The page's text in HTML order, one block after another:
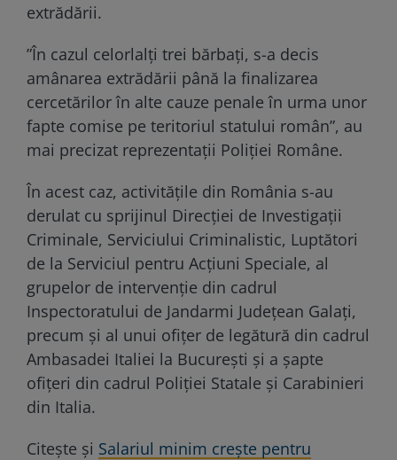
extrădării.
”În cazul celorlalți trei bărbați, s-a decis
amânarea extrădării până la finalizarea
cercetărilor în alte cauze penale în urma unor
fapte comise pe teritoriul statului român”, au
mai precizat reprezentații Poliției Române.
În acest caz, activitățile din România s-au
derulat cu sprijinul Direcției de Investigații
Criminale, Serviciului Criminalistic, Luptători
de la Serviciul pentru Acțiuni Speciale, al
grupelor de intervenție din cadrul
Inspectoratului de Jandarmi Județean Galați,
precum și al unui ofițer de legătură din cadrul
Ambasadei Italiei la București și a șapte
ofițeri din cadrul Poliției Statale și Carabinieri
din Italia.
Citește și Salariul minim crește pentru